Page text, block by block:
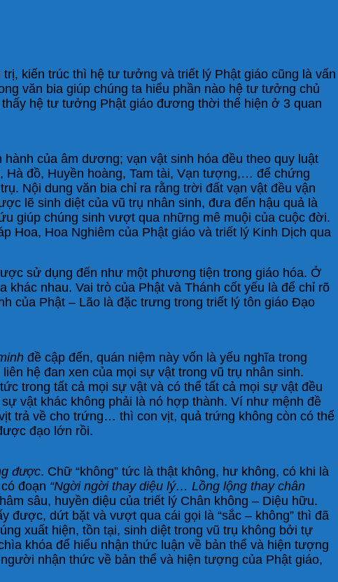
kiến trúc thì hệ tư tưởng và triết lý Phật giáo cũng là vấn
văn bia giúp chúng ta hiểu phần nào hệ tư tưởng chủ
hệ tư tưởng Phật giáo đương thời thể hiện ở 3 quan
của âm dương; vạn vật sinh hóa đều theo quy luật
đồ, Huyền hoàng, Tam tài, Vạn tượng,… để chứng
Nội dung văn bia chỉ ra rằng trời đất vạn vật đều vận
lẽ sinh diệt của vũ trụ nhân sinh, đưa đến hậu quả là
giúp chúng sinh vượt qua những mê muội của cuộc đời.
Hoa, Hoa Nghiêm của Phật giáo và triết lý Kinh Dịch qua
sử dụng đến như một phương tiện trong giáo hóa. Ở
nhau. Vai trò của Phật và Thánh cốt yếu là để chỉ rõ
của Phật – Lão là đặc trưng trong triết lý tôn giáo Đạo
đề cập đến, quán niệm này vốn là yếu nghĩa trong
hệ đan xen của mọi sự vật trong vũ trụ nhân sinh.
trong tất cả mọi sự vật và có thể tất cả mọi sự vật đều
vật khác không phải là nó hợp thành. Ví như mệnh đề
trả về cho trứng… thì con vịt, quả trứng không còn có thể
đạo lớn rồi.
được. Chữ “không” tức là thật không, hư không, có khi là
đoạn “Ngời ngời thay diệu lý… Lồng lộng thay chân
sâu, huyền diệu của triết lý Chân không – Diệu hữu.
được, dứt bặt và vượt qua cái gọi là “sắc – không” thì đã
xuất hiện, tồn tại, sinh diệt trong vũ trụ không bởi tự
khóa để hiểu nhận thức luận về bản thể và hiện tượng
nhận thức về bản thể và hiện tượng của Phật giáo,